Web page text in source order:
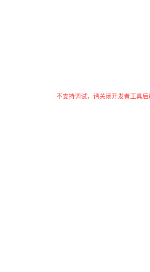
不支持调试，请关闭开发者工具后